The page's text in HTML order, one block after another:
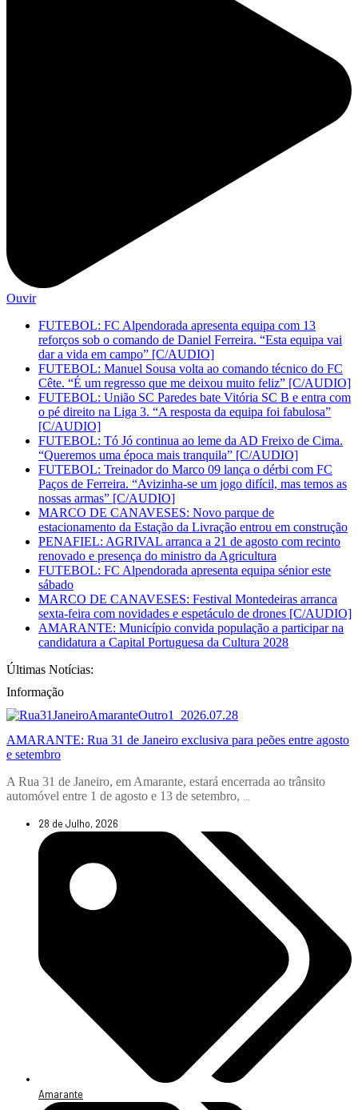
Ouvir
FUTEBOL: FC Alpendorada apresenta equipa com 13
reforços sob o comando de Daniel Ferreira. “Esta equipa vai
dar a vida em campo” [C/AUDIO]
FUTEBOL: Manuel Sousa volta ao comando técnico do FC
Cête. “É um regresso que me deixou muito feliz” [C/AUDIO]
FUTEBOL: União SC Paredes bate Vitória SC B e entra com
o pé direito na Liga 3. “A resposta da equipa foi fabulosa”
[C/AUDIO]
FUTEBOL: Tó Jó continua ao leme da AD Freixo de Cima.
“Queremos uma época mais tranquila” [C/AUDIO]
FUTEBOL: Treinador do Marco 09 lança o dérbi com FC
Paços de Ferreira. “Avizinha-se um jogo difícil, mas temos as
nossas armas” [C/AUDIO]
MARCO DE CANAVESES: Novo parque de
estacionamento da Estação da Livração entrou em construção
PENAFIEL: AGRIVAL arranca a 21 de agosto com recinto
renovado e presença do ministro da Agricultura
FUTEBOL: FC Alpendorada apresenta equipa sénior este
sábado
MARCO DE CANAVESES: Festival Montedeiras arranca
sexta-feira com novidades e espetáculo de drones [C/AUDIO]
AMARANTE: Município convida população a participar na
candidatura a Capital Portuguesa da Cultura 2028
Últimas Notícias:
Informação
AMARANTE: Rua 31 de Janeiro exclusiva para peões entre agosto
e setembro
A Rua 31 de Janeiro, em Amarante, estará encerrada ao trânsito
automóvel entre 1 de agosto e 13 de setembro, ...
28 de Julho, 2026
Amarante